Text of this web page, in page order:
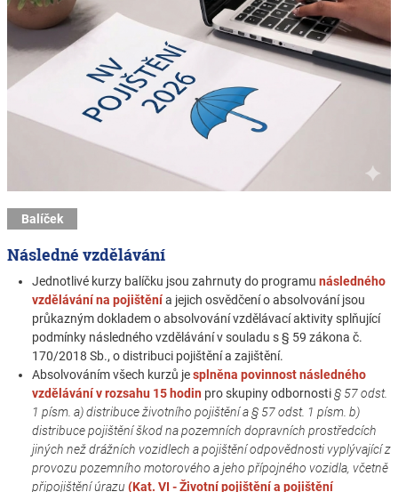
Balíček
Následné vzdělávání
Jednotlivé kurzy balíčku jsou zahrnuty do programu následného
vzdělávání na pojištěnía jejich osvědčení o absolvování jsou
průkazným dokladem o absolvování vzdělávací aktivity splňující
podmínky následného vzdělávání v souladu s § 59 zákona č.
170/2018 Sb., o distribuci pojištění a zajištění.
Absolvováním všech kurzů jesplněna povinnost následného
vzdělávání v rozsahu 15 hodin pro skupiny odbornosti§ 57 odst.
1 písm. a) distribuce životního pojištění a § 57 odst. 1 písm. b)
distribuce pojištění škod na pozemních dopravních prostředcích
jiných než drážních vozidlech a pojištění odpovědnosti vyplývající z
provozu pozemního motorového a jeho přípojného vozidla, včetně
připojištění úrazu (Kat. VI - Životní pojištění a pojištění